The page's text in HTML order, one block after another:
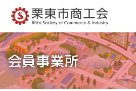
ン
ツ
へ
ス
キ
ッ
ー
シ
ョ
ン
に
移
会員事業所